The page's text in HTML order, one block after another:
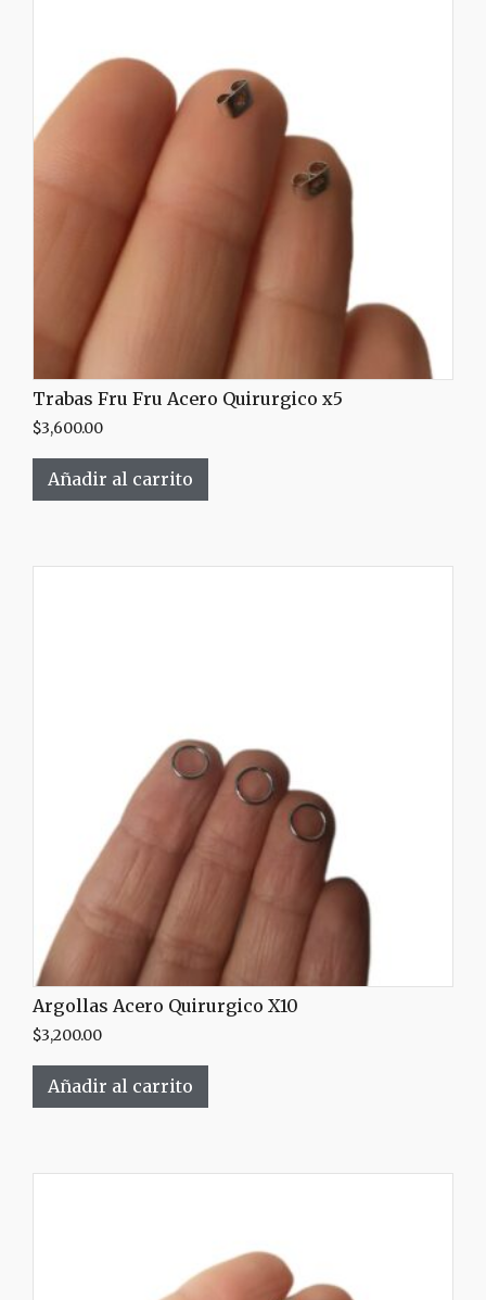
Trabas Fru Fru Acero Quirurgico x5
$3,600.00
Añadir al carrito
Argollas Acero Quirurgico X10
$3,200.00
Añadir al carrito